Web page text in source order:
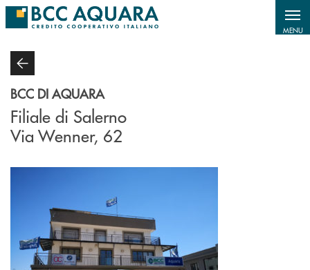
Salta al contenuto principale
MENU
BCC DI AQUARA
Filiale di Salerno
Via Wenner, 62